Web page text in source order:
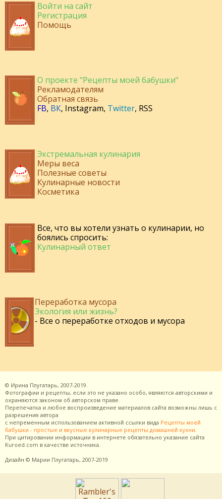
Войти на сайт
Регистрация
Помощь
О проекте "Рецепты моей бабушки"
Рекламодателям
Обратная связь
FB, ВК, Instagram, Twitter, RSS
Экстремальная кулинария
Меры веса
Полезные советы
Кулинарные новости
Косметика
Все, что вы хотели узнать о кулинарии, но
боялись спросить:
Кулинарный ответ
Переработка мусора
Экология или жизнь?
- Все о переработке отходов и мусора
© Ирина Плугатарь, 2007-2019.
Фотографии и рецепты, если это не указано особо, являются авторскими и
охраняются законом об авторском праве.
Перепечатка и любое воспроизведение материалов сайта возможны лишь с
разрешения автора
с непременным использованием активной ссылки вида Рецепты моей
бабушки - простые и вкусные кулинарные рецепты домашней кухни.
При цитировании информации в интернете обязательно указание сайта
Kuroed.com в качестве источника.
Дизайн © Марии Плугатарь, 2007-2019